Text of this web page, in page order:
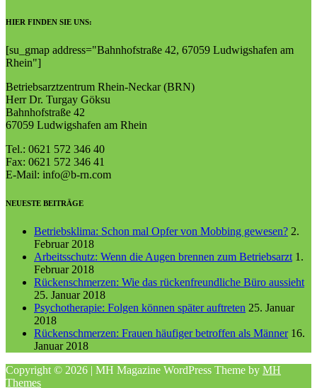
HIER FINDEN SIE UNS:
[su_gmap address="Bahn­hof­straße 42, 67059 Lud­wigs­ha­fen am
Rhein"]
Betriebsarztzentrum Rhein-Neckar (BRN)
Herr Dr. Turgay Göksu
Bahnhofstraße 42
67059 Ludwigshafen am Rhein
Tel.: 0621 572 346 40
Fax: 0621 572 346 41
E-Mail: info@b-rn.com
NEUESTE BEITRÄGE
Betriebsklima: Schon mal Opfer von Mobbing gewesen? 2.
Februar 2018
Arbeitsschutz: Wenn die Augen brennen zum Betriebsarzt 1.
Februar 2018
Rückenschmerzen: Wie das rückenfreundliche Büro aussieht
25. Januar 2018
Psychotherapie: Folgen können später auftreten 25. Januar
2018
Rückenschmerzen: Frauen häufiger betroffen als Männer 16.
Januar 2018
Copyright © 2026 | MH Magazine WordPress Theme by MH
Themes